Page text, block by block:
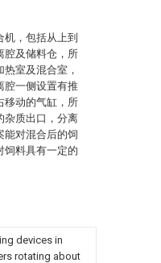
，包括从上到
腔及储料仓，所
室及混合室，
腔一侧设置有推
移动的气缸，所
杂质出口，分离
能对混合后的饲
饲料具有一定的
devices in
rotating about